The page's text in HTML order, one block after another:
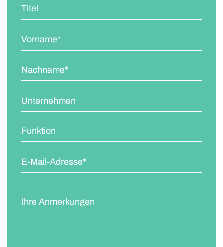
Titel
Vorname*
Nachname*
Unternehmen
Funktion
E-Mail-Adresse*
Ihre Anmerkungen